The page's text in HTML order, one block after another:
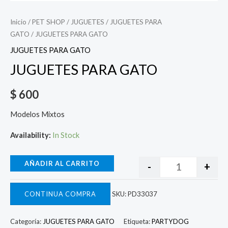
Inicio /PET SHOP / JUGUETES / JUGUETES PARA
GATO / JUGUETES PARA GATO
JUGUETES PARA GATO
JUGUETES PARA GATO
$ 600
Modelos Mixtos
Availability: In Stock
- +
AÑADIR AL CARRITO
CONTINUA COMPRA SKU:PD33037
Categoría:JUGUETES PARA GATO Etiqueta:PARTYDOG